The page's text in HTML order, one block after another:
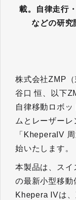
載。自律走行
などの研究
株式会社ZMP（
谷口 恒、以下
自律移動ロボ
ムとレーザーレ
「KheperaIV
始いたします。
本製品は、スイ
の最新小型移動
Khepera IVは